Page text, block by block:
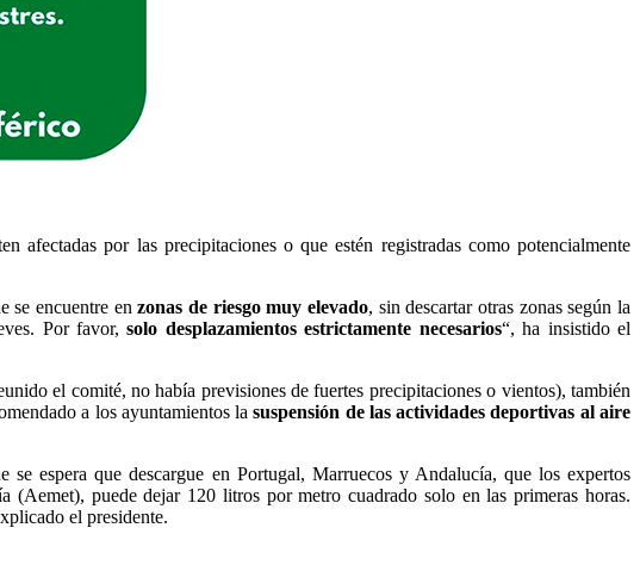
afectadas por las precipitaciones o que estén registradas como potencialmente
se encuentre enzonas de riesgo muy elevado, sin descartar otras zonas según la
Por favor,solo desplazamientos estrictamente necesarios“, ha insistido el
el comité, no había previsiones de fuertes precipitaciones o vientos), también
a los ayuntamientos lasuspensión de las actividades deportivas al aire
espera que descargue en Portugal, Marruecos y Andalucía, que los expertos
(Aemet), puede dejar 120 litros por metro cuadrado solo en las primeras horas.
el presidente.